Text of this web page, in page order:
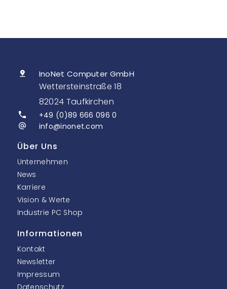
InoNet Computer GmbH
Wettersteinstraße 18
82024 Taufkirchen
+49 (0)89 666 096 0
info@inonet.com
Über Uns
Unternehmen
News
Karriere
Vision & Werte
Industrie PC Shop
Informationen
Kontakt
Newsletter
Impressum